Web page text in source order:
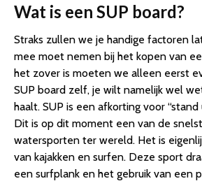
Wat is een SUP board?
Straks zullen we je handige factoren
mee moet nemen bij het kopen van
het zover is moeten we alleen eerst
SUP board zelf, je wilt namelijk wel
haalt. SUP is een afkorting voor
Dit is op dit moment een van de
watersporten ter wereld. Het is
van kajakken en surfen. Deze sport
een surfplank en het gebruik van een